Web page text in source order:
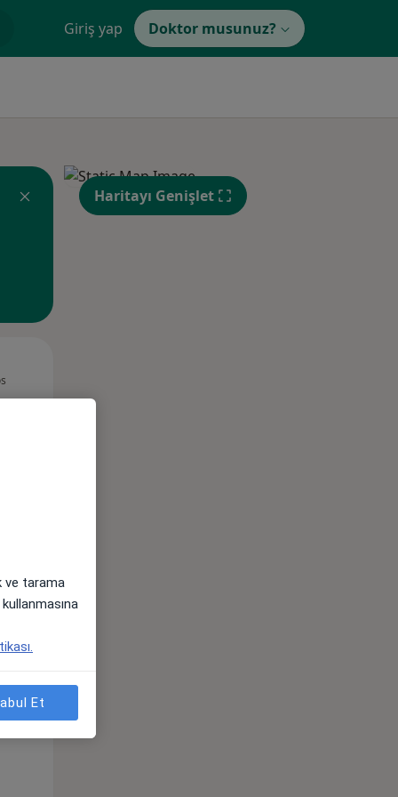
Giriş yap Doktor musunuz?
12 Ağustos
Haritayı Genişlet
ve tarama
Et